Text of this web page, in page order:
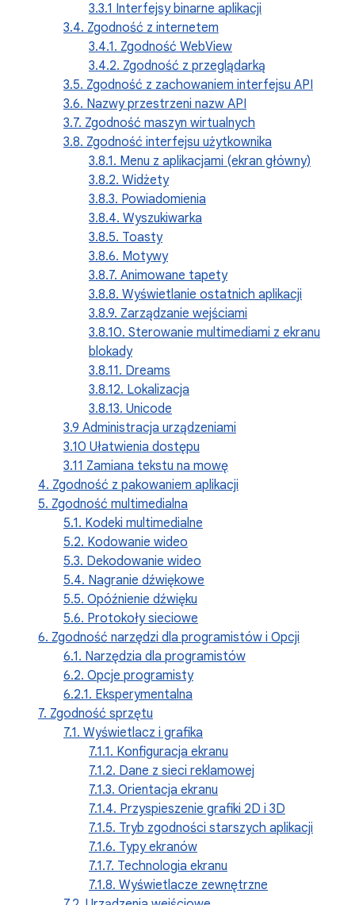
3.3.1 Interfejsy binarne aplikacji
3.4. Zgodność z internetem
3.4.1. Zgodność WebView
3.4.2. Zgodność z przeglądarką
3.5. Zgodność z zachowaniem interfejsu API
3.6. Nazwy przestrzeni nazw API
3.7. Zgodność maszyn wirtualnych
3.8. Zgodność interfejsu użytkownika
3.8.1. Menu z aplikacjami (ekran główny)
3.8.2. Widżety
3.8.3. Powiadomienia
3.8.4. Wyszukiwarka
3.8.5. Toasty
3.8.6. Motywy
3.8.7. Animowane tapety
3.8.8. Wyświetlanie ostatnich aplikacji
3.8.9. Zarządzanie wejściami
3.8.10. Sterowanie multimediami z ekranu
blokady
3.8.11. Dreams
3.8.12. Lokalizacja
3.8.13. Unicode
3.9 Administracja urządzeniami
3.10 Ułatwienia dostępu
3.11 Zamiana tekstu na mowę
4. Zgodność z pakowaniem aplikacji
5. Zgodność multimedialna
5.1. Kodeki multimedialne
5.2. Kodowanie wideo
5.3. Dekodowanie wideo
5.4. Nagranie dźwiękowe
5.5. Opóźnienie dźwięku
5.6. Protokoły sieciowe
6. Zgodność narzędzi dla programistów i Opcji
6.1. Narzędzia dla programistów
6.2. Opcje programisty
6.2.1. Eksperymentalna
7. Zgodność sprzętu
7.1. Wyświetlacz i grafika
7.1.1. Konfiguracja ekranu
7.1.2. Dane z sieci reklamowej
7.1.3. Orientacja ekranu
7.1.4. Przyspieszenie grafiki 2D i 3D
7.1.5. Tryb zgodności starszych aplikacji
7.1.6. Typy ekranów
7.1.7. Technologia ekranu
7.1.8. Wyświetlacze zewnętrzne